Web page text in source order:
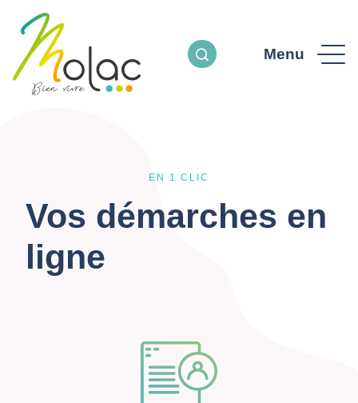
Menu
EN 1 CLIC
Vos démarches en
ligne